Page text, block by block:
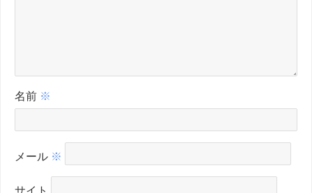
名前 ※
メール ※
サイト